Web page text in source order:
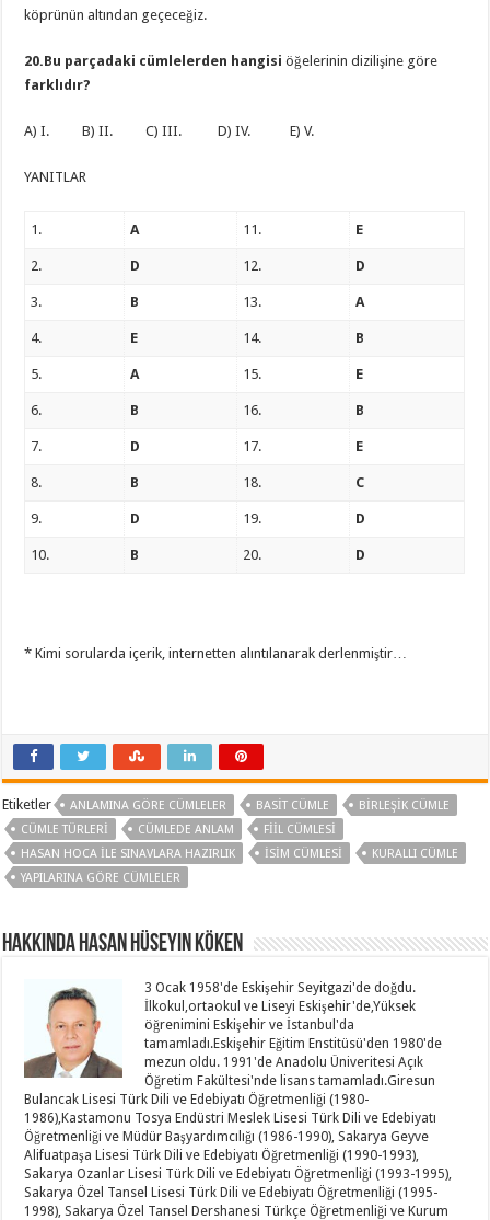
köprünün altından geçeceğiz.
20.Bu parçadaki cümlelerden hangisiöğelerinin dizilişine göre
farklıdır?
A) I. B) II. C) III. D) IV. E) V.
YANITLAR
1. A 11. E
2. D 12. D
3. B 13. A
4. E 14. B
5. A 15. E
6. B 16. B
7. D 17. E
8. B 18. C
9. D 19. D
10. B 20. D
* Kimi sorularda içerik, internetten alıntılanarak derlenmiştir…
Etiketler ANLAMINA GÖRE CÜMLELER BASIT CÜMLE
BIRLEŞIK CÜMLE
CÜMLE TÜRLERI
CÜMLEDE ANLAM
FIIL CÜMLESI
HASAN HOCA ILE SINAVLARA HAZIRLIK
İSIM CÜMLESI
KURALLI CÜMLE
YAPILARINA GÖRE CÜMLELER
Hakkında Hasan Hüseyin KÖKEN
3 Ocak 1958'de Eskişehir Seyitgazi'de doğdu.
İlkokul,ortaokul ve Liseyi Eskişehir'de,Yüksek
öğrenimini Eskişehir ve İstanbul'da
tamamladı.Eskişehir Eğitim Enstitüsü'den 1980'de
mezun oldu. 1991'de Anadolu Üniveritesi Açık
Öğretim Fakültesi'nde lisans tamamladı.Giresun
Bulancak Lisesi Türk Dili ve Edebiyatı Öğretmenliği (1980-
1986),Kastamonu Tosya Endüstri Meslek Lisesi Türk Dili ve Edebiyatı
Öğretmenliği ve Müdür Başyardımcılığı (1986-1990), Sakarya Geyve
Alifuatpaşa Lisesi Türk Dili ve Edebiyatı Öğretmenliği (1990-1993),
Sakarya Ozanlar Lisesi Türk Dili ve Edebiyatı Öğretmenliği (1993-1995),
Sakarya Özel Tansel Lisesi Türk Dili ve Edebiyatı Öğretmenliği (1995-
1998), Sakarya Özel Tansel Dershanesi Türkçe Öğretmenliği ve Kurum